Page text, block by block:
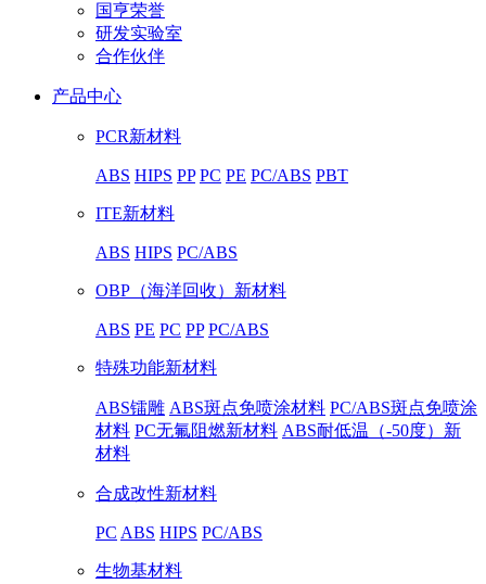
国亨荣誉
研发实验室
合作伙伴
产品中心
PCR新材料
ABS HIPS PP PC PE PC/ABS PBT
ITE新材料
ABS HIPS PC/ABS
OBP（海洋回收）新材料
ABS PE PC PP PC/ABS
特殊功能新材料
ABS镭雕 ABS斑点免喷涂材料 PC/ABS斑点免喷涂
材料 PC无氟阻燃新材料 ABS耐低温（-50度）新
材料
合成改性新材料
PC ABS HIPS PC/ABS
生物基材料